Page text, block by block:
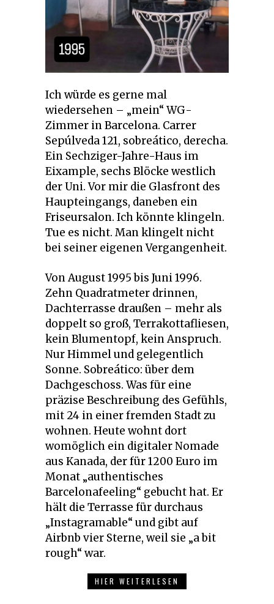
Ich würde es gerne mal
wiedersehen – „mein“ WG-
Zimmer in Barcelona. Carrer
Sepúlveda 121, sobreático, derecha.
Ein Sechziger-Jahre-Haus im
Eixample, sechs Blöcke westlich
der Uni. Vor mir die Glasfront des
Haupteingangs, daneben ein
Friseursalon. Ich könnte klingeln.
Tue es nicht. Man klingelt nicht
bei seiner eigenen Vergangenheit.
Von August 1995 bis Juni 1996.
Zehn Quadratmeter drinnen,
Dachterrasse draußen – mehr als
doppelt so groß, Terrakottafliesen,
kein Blumentopf, kein Anspruch.
Nur Himmel und gelegentlich
Sonne. Sobreático: über dem
Dachgeschoss. Was für eine
präzise Beschreibung des Gefühls,
mit 24 in einer fremden Stadt zu
wohnen. Heute wohnt dort
womöglich ein digitaler Nomade
aus Kanada, der für 1200 Euro im
Monat „authentisches
Barcelonafeeling“ gebucht hat. Er
hält die Terrasse für durchaus
„Instagramable“ und gibt auf
Airbnb vier Sterne, weil sie „a bit
rough“ war.
HIER WEITERLESEN